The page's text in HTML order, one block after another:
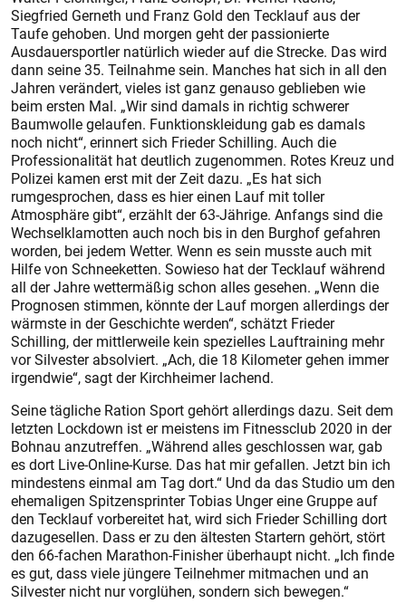
Siegfried Gerneth und Franz Gold den Tecklauf aus der
Taufe gehoben. Und morgen geht der passionierte
Ausdauersportler natürlich wieder auf die Strecke. Das wird
dann seine 35. Teilnahme sein. Manches hat sich in all den
Jahren verändert, vieles ist ganz genauso geblieben wie
beim ersten Mal. „Wir sind damals in richtig schwerer
Baumwolle gelaufen. Funktionskleidung gab es damals
noch nicht“, erinnert sich Frieder Schilling. Auch die
Professionalität hat deutlich zugenommen. Rotes Kreuz und
Polizei kamen erst mit der Zeit dazu. „Es hat sich
rumgesprochen, dass es hier einen Lauf mit toller
Atmosphäre gibt“, erzählt der 63-Jährige. Anfangs sind die
Wechselklamotten auch noch bis in den Burghof gefahren
worden, bei jedem Wetter. Wenn es sein musste auch mit
Hilfe von Schneeketten. Sowieso hat der Tecklauf während
all der Jahre wettermäßig schon alles gesehen. „Wenn die
Prognosen stimmen, könnte der Lauf morgen allerdings der
wärmste in der Geschichte werden“, schätzt Frieder
Schilling, der mittlerweile kein spezielles Lauftraining mehr
vor Silvester absolviert. „Ach, die 18 Kilometer gehen immer
irgendwie“, sagt der Kirchheimer lachend.
Seine tägliche Ration Sport gehört allerdings dazu. Seit dem
letzten Lockdown ist er meistens im Fitnessclub 2020 in der
Bohnau anzutreffen. „Während alles geschlossen war, gab
es dort Live-Online-Kurse. Das hat mir gefallen. Jetzt bin ich
mindestens einmal am Tag dort.“ Und da das Studio um den
ehemaligen Spitzensprinter Tobias Unger eine Gruppe auf
den Tecklauf vorbereitet hat, wird sich Frieder Schilling dort
dazugesellen. Dass er zu den ältesten Startern gehört, stört
den 66-fachen Marathon-Finisher überhaupt nicht. „Ich finde
es gut, dass viele jüngere Teilnehmer mitmachen und an
Silvester nicht nur vorglühen, sondern sich bewegen.“